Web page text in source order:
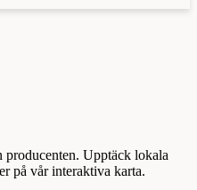
Upptäck lokala
på vår interaktiva karta.